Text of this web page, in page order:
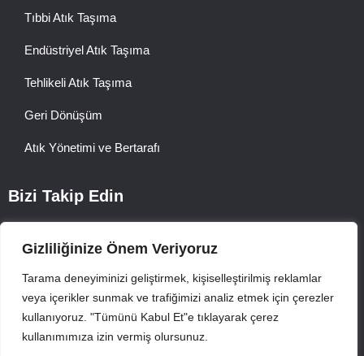
Gizliliğinize Önem Veriyoruz
Tarama deneyiminizi geliştirmek, kişiselleştirilmiş reklamlar
veya içerikler sunmak ve trafiğimizi analiz etmek için çerezler
kullanıyoruz. "Tümünü Kabul Et"e tıklayarak çerez
kullanımımıza izin vermiş olursunuz.
Tıbbi Atık Taşıma
Endüstriyel Atık Taşıma
Tehlikeli Atık Taşıma
Geri Dönüşüm
Atık Yönetimi ve Bertarafı
Bizi Takip Edin
©2025 Asya Atık Taşıma. Tüm hakları saklıdır.
Çerezler